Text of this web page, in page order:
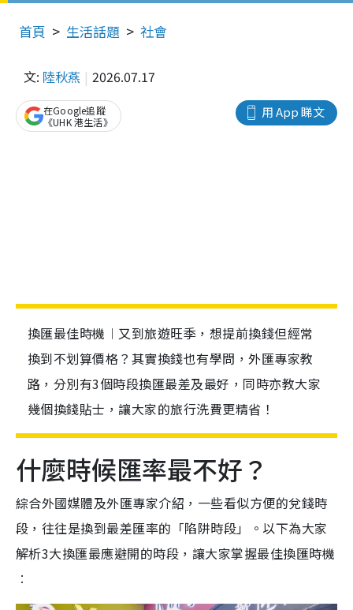
首頁 生活話題 社會
文: 陸秋燕 2026.07.17
用 App 睇文
在Google追蹤
《UHK 港生活》
換匯最佳時機︱又到旅遊旺季，想提前換錢但經常
換到不划算價格？其實換錢也有學問，外匯專家教
路，分別有3個時段換匯最差及最好，同時亦教大家
幾個換錢貼士，讓大家的旅行洗費更精省！
什麼時候匯率最不好？
綜合外國媒體及外匯專家介紹，一些看似方便的兌錢時
段，往往是換到最差匯率的「陷阱時段」。以下為大家
解析3大換匯最應避開的時段，讓大家掌握最佳換匯時機
︰